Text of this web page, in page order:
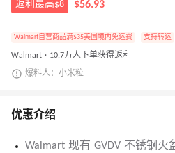
返利最高$8 $56.93
Walmart自营商品满$35美国境内免运费 支持转运
Walmart · 10.7万人下单获得返利
爆料人：小米粒
优惠介绍
Walmart 现有 GVDV 不锈钢火